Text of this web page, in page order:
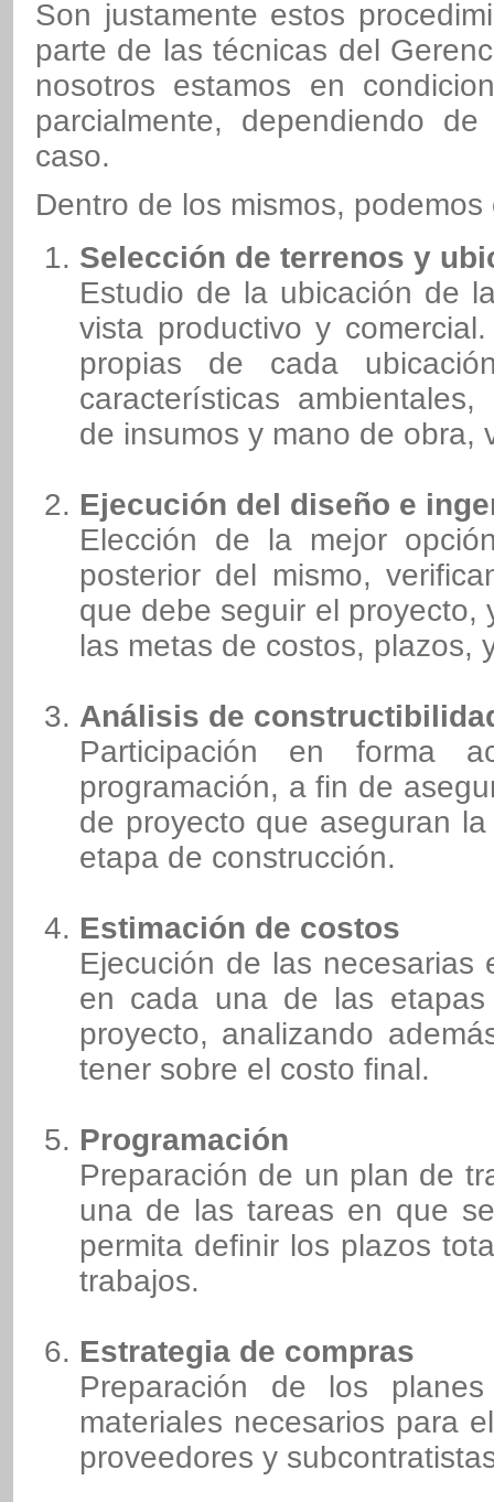
Son justamente estos
parte de las técnicas del
nosotros estamos en
parcialmente, dependiendo
caso.
Dentro de los mismos,
Selección de terrenos y
Estudio de la ubicación de
vista productivo y
propias de cada
características
de insumos y mano de obra,
Ejecución del diseño e
Elección de la mejor
posterior del mismo,
que debe seguir el proyecto,
las metas de costos, plazos,
Análisis de
Participación en forma
programación, a fin de
de proyecto que aseguran
etapa de construcción.
Estimación de costos
Ejecución de las necesarias
en cada una de las
proyecto, analizando
tener sobre el costo final.
Programación
Preparación de un plan de
una de las tareas en que
permita definir los plazos
trabajos.
Estrategia de compras
Preparación de los
materiales necesarios para
proveedores y